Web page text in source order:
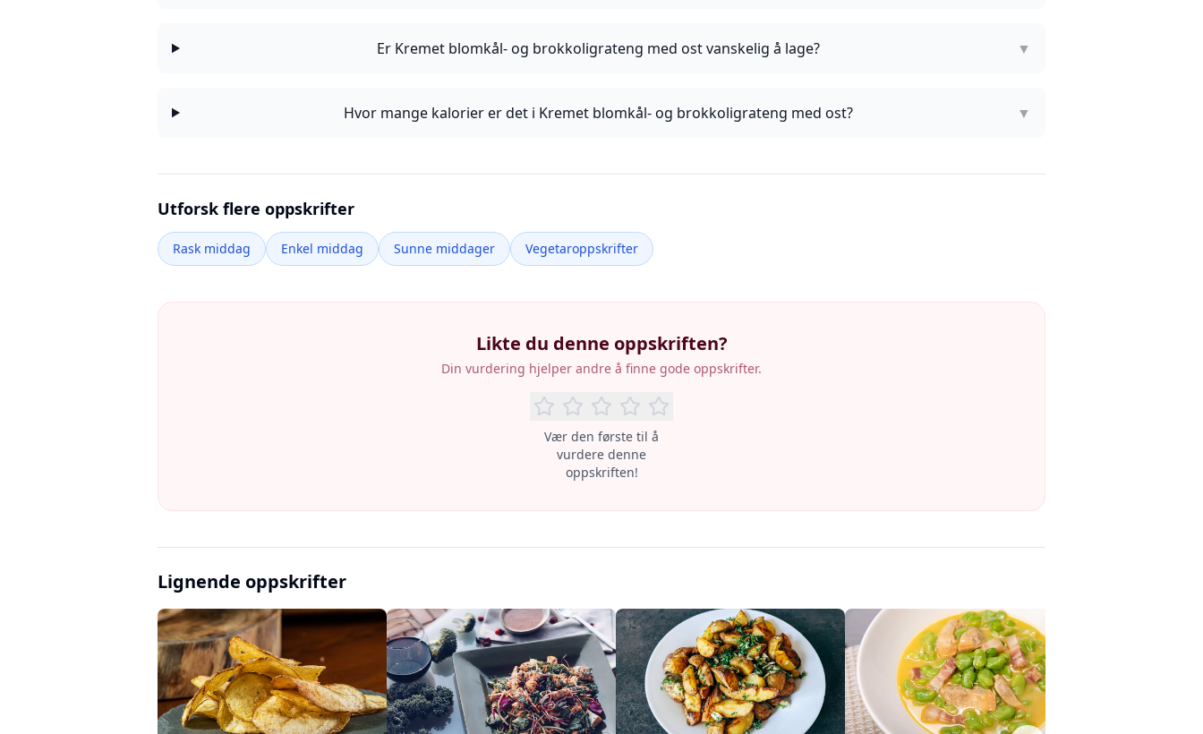
Er Kremet blomkål- og brokkoligrateng med ost vanskelig å lage? ▼
Hvor mange kalorier er det i Kremet blomkål- og brokkoligrateng med ost? ▼
Utforsk flere oppskrifter
Rask middag Enkel middag Sunne middager Vegetaroppskrifter
Likte du denne oppskriften?
Din vurdering hjelper andre å finne gode oppskrifter.
Vær den første til å
vurdere denne
oppskriften!
Lignende oppskrifter